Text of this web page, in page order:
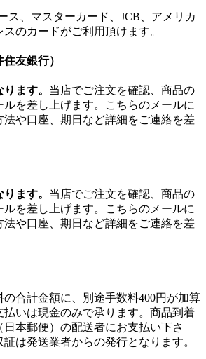
ス、マスターカード、JCB、アメリカ
のカードがご利用頂けます。
友銀行）
ます。 当店でご注文を確認、商品の
ルを差し上げます。こちらのメールに
法や口座、期日など詳細をご連絡を差
ます。 当店でご注文を確認、商品の
ルを差し上げます。こちらのメールに
法や口座、期日など詳細をご連絡を差
の合計金額に、別途手数料400円が加算
払いは現金のみで承ります。商品到着
日本郵便）の配送者にお支払い下さ
は発送業者からの発行となります。